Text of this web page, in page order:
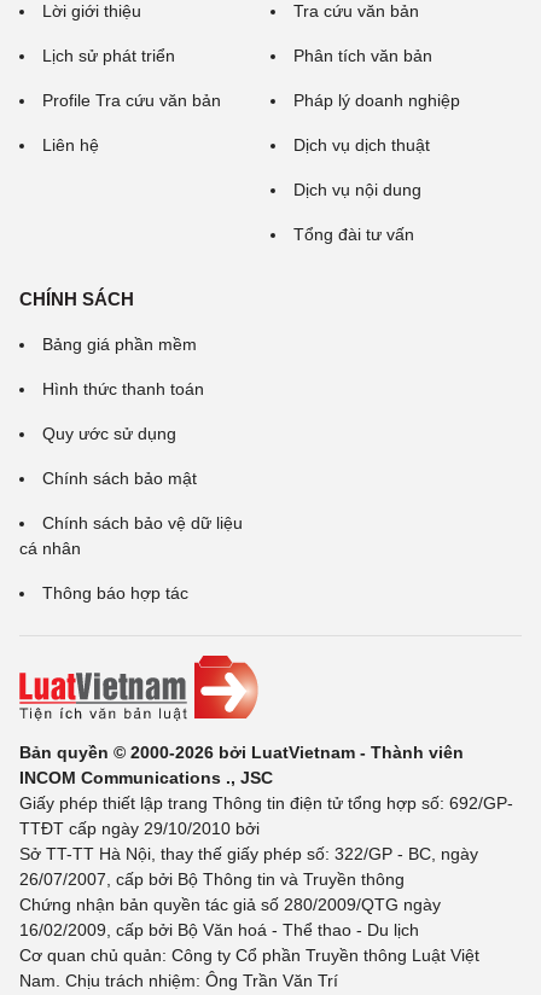
Lời giới thiệu
Lịch sử phát triển
Profile Tra cứu văn bản
Liên hệ
Tra cứu văn bản
Phân tích văn bản
Pháp lý doanh nghiệp
Dịch vụ dịch thuật
Dịch vụ nội dung
Tổng đài tư vấn
CHÍNH SÁCH
Bảng giá phần mềm
Hình thức thanh toán
Quy ước sử dụng
Chính sách bảo mật
Chính sách bảo vệ dữ liệu
cá nhân
Thông báo hợp tác
Bản quyền © 2000-2026 bởi LuatVietnam - Thành viên
INCOM Communications ., JSC
Giấy phép thiết lập trang Thông tin điện tử tổng hợp số: 692/GP-
TTĐT cấp ngày 29/10/2010 bởi
Sở TT-TT Hà Nội, thay thế giấy phép số: 322/GP - BC, ngày
26/07/2007, cấp bởi Bộ Thông tin và Truyền thông
Chứng nhận bản quyền tác giả số 280/2009/QTG ngày
16/02/2009, cấp bởi Bộ Văn hoá - Thể thao - Du lịch
Cơ quan chủ quản: Công ty Cổ phần Truyền thông Luật Việt
Nam. Chịu trách nhiệm: Ông Trần Văn Trí